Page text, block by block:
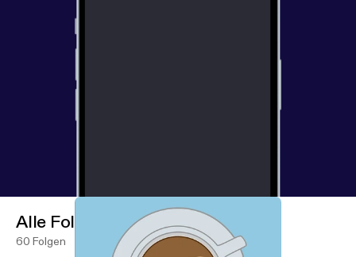
Alle Folgen
60 Folgen